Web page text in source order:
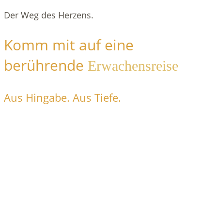
Der Weg des Herzens.
Komm mit auf eine
berührende Erwachensreise
Aus Hingabe. Aus Tiefe.